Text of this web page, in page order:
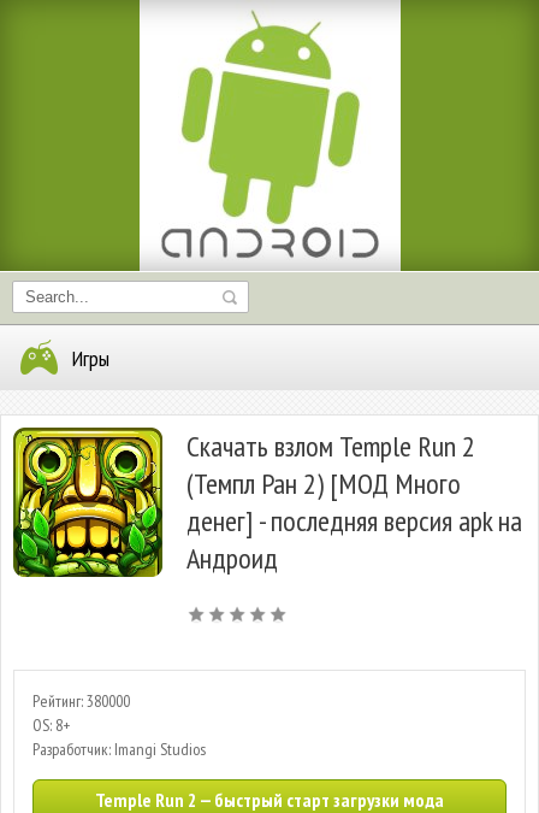
Игры
Скачать взлом Temple Run 2
(Темпл Ран 2) [МОД Много
денег] - последняя версия apk на
Андроид
Рейтинг: 380000
OS: 8+
Разработчик: Imangi Studios
Temple Run 2 — быстрый старт загрузки мода